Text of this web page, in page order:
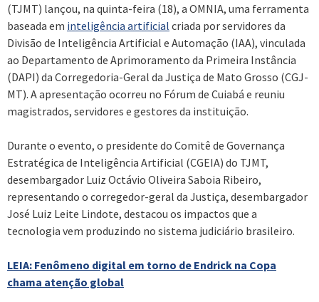
(TJMT) lançou, na quinta-feira (18), a OMNIA, uma ferramenta
baseada em inteligência artificial criada por servidores da
Divisão de Inteligência Artificial e Automação (IAA), vinculada
ao Departamento de Aprimoramento da Primeira Instância
(DAPI) da Corregedoria-Geral da Justiça de Mato Grosso (CGJ-
MT). A apresentação ocorreu no Fórum de Cuiabá e reuniu
magistrados, servidores e gestores da instituição.
Durante o evento, o presidente do Comitê de Governança
Estratégica de Inteligência Artificial (CGEIA) do TJMT,
desembargador Luiz Octávio Oliveira Saboia Ribeiro,
representando o corregedor-geral da Justiça, desembargador
José Luiz Leite Lindote, destacou os impactos que a
tecnologia vem produzindo no sistema judiciário brasileiro.
LEIA: Fenômeno digital em torno de Endrick na Copa
chama atenção global